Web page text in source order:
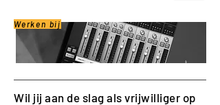
Werken bij
Wil jij aan de slag als vrijwilliger op